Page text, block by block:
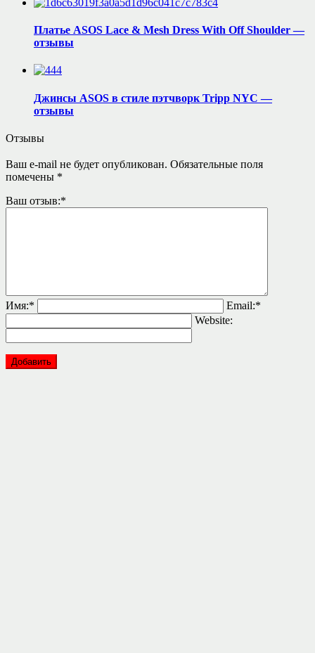
Платье ASOS Lace & Mesh Dress With Off Shoulder —
отзывы
Джинсы ASOS в стиле пэтчворк Tripp NYC —
отзывы
Отзывы
Ваш e-mail не будет опубликован. Обязательные поля
помечены *
Ваш отзыв:*
Имя:* Email:*
Website: